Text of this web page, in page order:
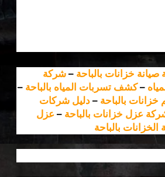
خزانات بالباحة – شركة
–كشف تسربات المياه بالباحة –
بالباحة – دليل شركات
عزل خزانات بالباحة – عزل
بالباحة